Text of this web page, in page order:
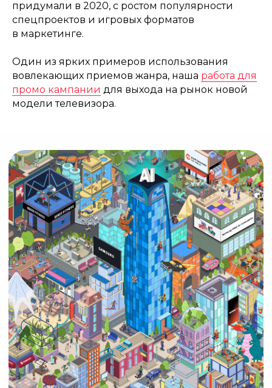
придумали в 2020, с ростом популярности
спецпроектов и игровых форматов
в маркетинге.
Один из ярких примеров использования
вовлекающих приемов жанра, наша работа для
промо кампании для выхода на рынок новой
модели телевизора.
TELEGRAM
VK
DPROFILE
DZEN
BEHANCE
yes@picomatic.agency
BEHANCE
VC.RU
ТЕЛЕГРАМ
DPROFILE
VK
ЯНДЕКС
Агентство
Проекты
Услуги
Блог
Контакты
Иллюстраторам
Обсудить проект
+7 (925) 815-55-52
+7 (495) 604-12-34